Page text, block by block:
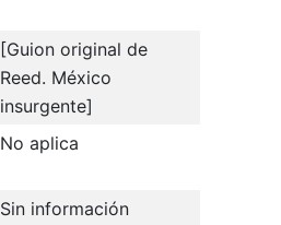
[Guion original de
Reed. México
insurgente]
No aplica
Sin información